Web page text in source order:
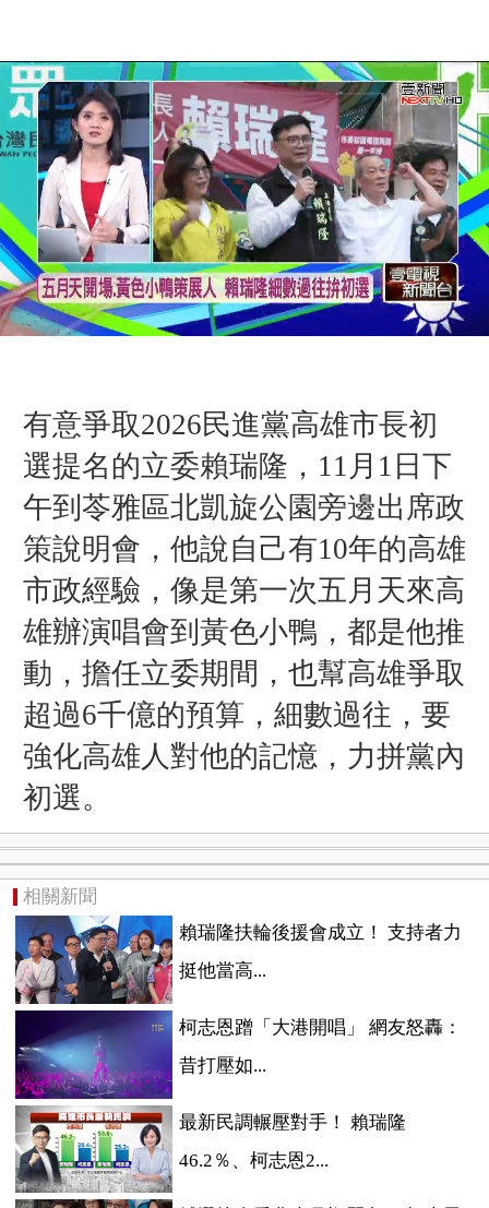
有意爭取2026民進黨高雄市長初
選提名的立委賴瑞隆，11月1日下
午到苓雅區北凱旋公園旁邊出席政
策說明會，他說自己有10年的高雄
市政經驗，像是第一次五月天來高
雄辦演唱會到黃色小鴨，都是他推
動，擔任立委期間，也幫高雄爭取
超過6千億的預算，細數過往，要
強化高雄人對他的記憶，力拼黨內
初選。
相關新聞
賴瑞隆扶輪後援會成立！ 支持者力
挺他當高...
柯志恩蹭「大港開唱」 網友怒轟：
昔打壓如...
最新民調輾壓對手！ 賴瑞隆
46.2％、柯志恩2...